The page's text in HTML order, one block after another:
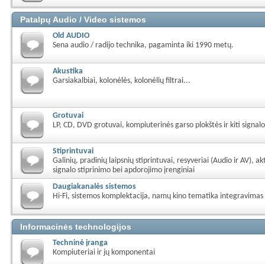
Patalpų Audio / Video sistemos
Old AUDIO
Sena audio / radijo technika, pagaminta iki 1990 metų.
Akustika
Garsiakalbiai, kolonėlės, kolonėlių filtrai...
Grotuvai
LP, CD, DVD grotuvai, kompiuterinės garso plokštės ir kiti
Stiprintuvai
Galinių, pradinių laipsnių stiprintuvai, resyveriai (Audio ir AV),
signalo stiprinimo bei apdorojimo įrenginiai
Daugiakanalės sistemos
Hi-Fi, sistemos komplektacija, namų kino tematika
Informacinės technologijos
Techninė įranga
Kompiuteriai ir jų komponentai